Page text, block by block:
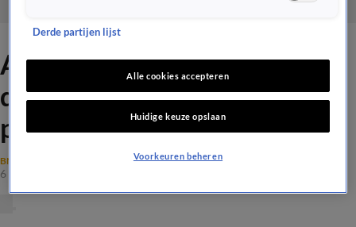
Andy van der Meijde onthult
details over nieuw
programma met Gordon
BN'ERS
6 mrt 2025, 11:05
Derde partijen lijst
Alle cookies accepteren
Huidige keuze opslaan
Voorkeuren beheren